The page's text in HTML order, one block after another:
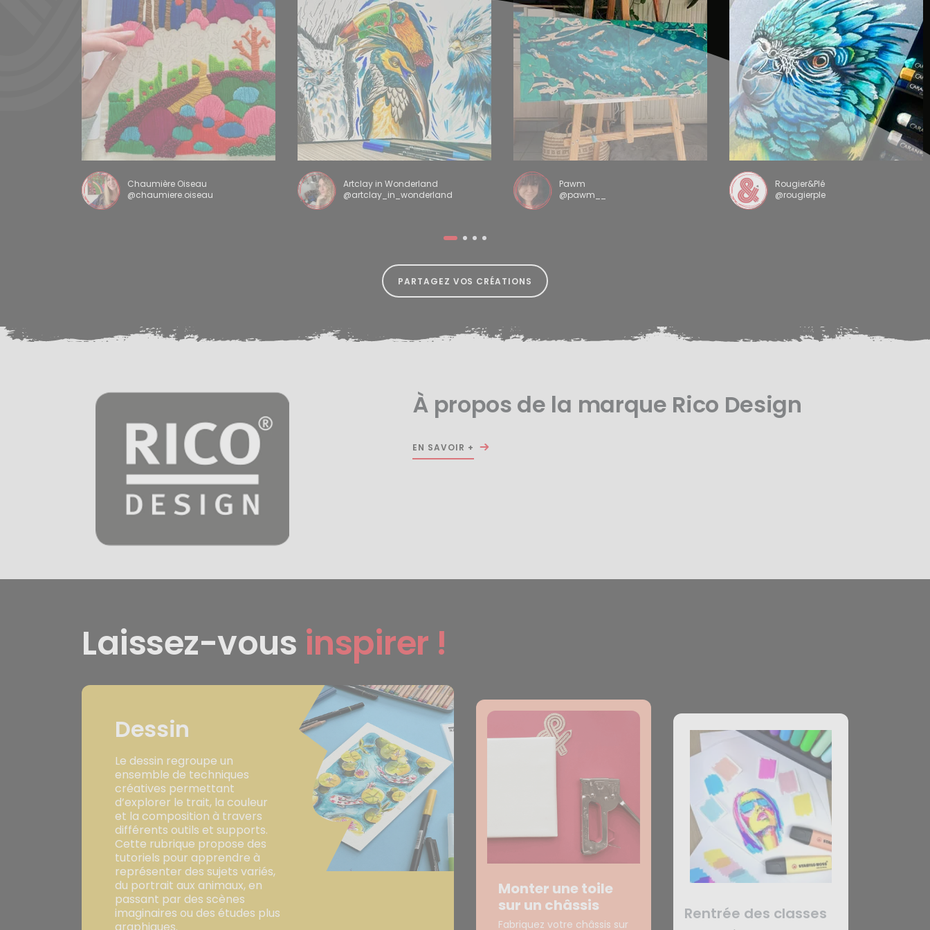
Chaumière Oiseau
@chaumiere.oiseau
Artclay in Wonderland
@artclay_in_wonderland
Pawm
@pawm__
Rougier&Plé
@rougierple
PARTAGEZ VOS CRÉATIONS
À propos de la marque Rico Design
EN SAVOIR +
Laissez-vous inspirer !
Dessin
Le dessin regroupe un
ensemble de techniques
créatives permettant
d’explorer le trait, la couleur
et la composition à travers
différents outils et supports.
Cette rubrique propose des
tutoriels pour apprendre à
représenter des sujets variés,
du portrait aux animaux, en
passant par des scènes
imaginaires ou des études plus
Monter une toile
sur un châssis
Fabriquez votre châssis sur
Rentrée des classes